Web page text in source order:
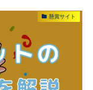
懸賞サイト